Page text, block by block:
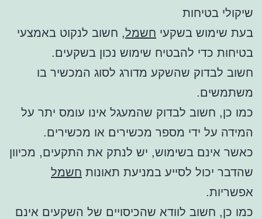
שיקולי בטיחות
בעת שימוש בשקעי חשמל, חשוב לנקוט באמצעי
בטיחות כדי להבטיח שימוש נכון בשקעים.
חשוב לבדוק שהשקע מדורג לסוג המכשיר בו
משתמשים.
כמו כן, חשוב לבדוק שהמעגל אינו עומס יתר על
המידה על ידי מספר מכשירים או מכשירים.
כאשר אינם בשימוש, יש לנתק את התקעים, מכיוון
שהדבר יכול לסייע במניעת תאונות חשמל
אפשריות.
כמו כן, חשוב לוודא שהכיסויים של השקעים אינם